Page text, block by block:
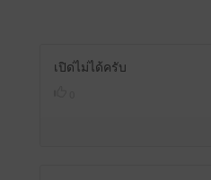
เปิด่ไม่ได้ครับ